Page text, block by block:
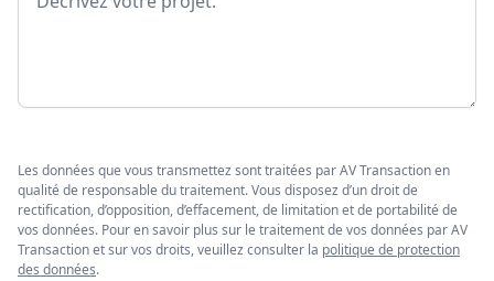
Les données que vous transmettez sont traitées par AV Transaction en
qualité de responsable du traitement. Vous disposez d’un droit de
rectification, d’opposition, d’effacement, de limitation et de portabilité de
vos données. Pour en savoir plus sur le traitement de vos données par AV
Transaction et sur vos droits, veuillez consulter la politique de protection
des données.